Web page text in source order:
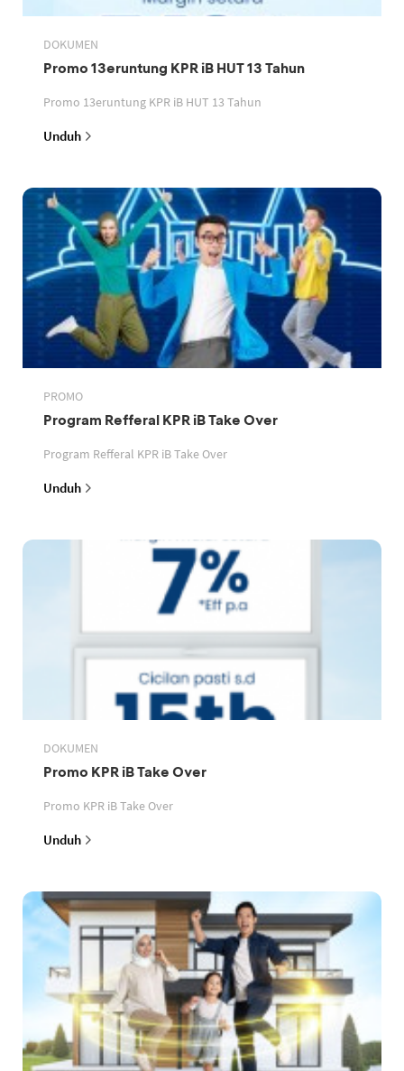
DOKUMEN
Promo 13eruntung KPR iB HUT 13 Tahun
Promo 13eruntung KPR iB HUT 13 Tahun
Unduh
PROMO
Program Refferal KPR iB Take Over
Program Refferal KPR iB Take Over
Unduh
DOKUMEN
Promo KPR iB Take Over
Promo KPR iB Take Over
Unduh